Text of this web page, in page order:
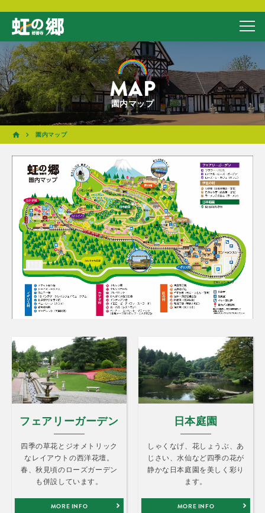
MAP
園内マップ
園内マップ
フェアリーガーデン
四季の草花とジオメトリック
なレイアウトの西洋花壇。
春、秋見頃のローズガーデン
も併設しています。
MORE INFO
日本庭園
しゃくなげ、花しょうぶ、あ
じさい、水仙など四季の花が
静かな日本庭園を美しく彩り
ます。
MORE INFO